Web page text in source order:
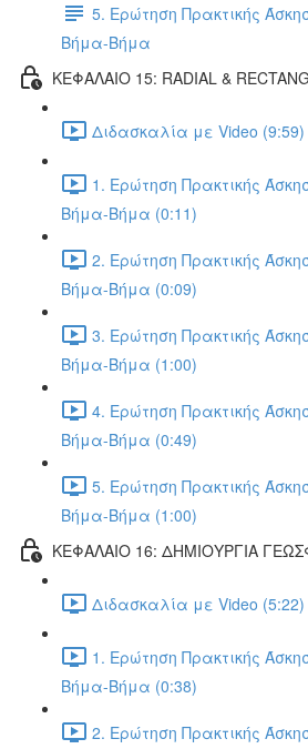
5. Ερώτηση Πρακτικής
Βήμα-Βήμα
ΚΕΦΑΛΑΙΟ 15: RADIAL &
Διδασκαλία με Video (9:59)
1. Ερώτηση Πρακτικής
Βήμα-Βήμα (0:11)
2. Ερώτηση Πρακτικής
Βήμα-Βήμα (0:09)
3. Ερώτηση Πρακτικής
Βήμα-Βήμα (1:00)
4. Ερώτηση Πρακτικής
Βήμα-Βήμα (0:49)
5. Ερώτηση Πρακτικής
Βήμα-Βήμα (1:00)
ΚΕΦΑΛΑΙΟ 16: ΔΗΜΙΟΥΡΓΙΑ
Διδασκαλία με Video (5:22)
1. Ερώτηση Πρακτικής
Βήμα-Βήμα (0:38)
2. Ερώτηση Πρακτικής